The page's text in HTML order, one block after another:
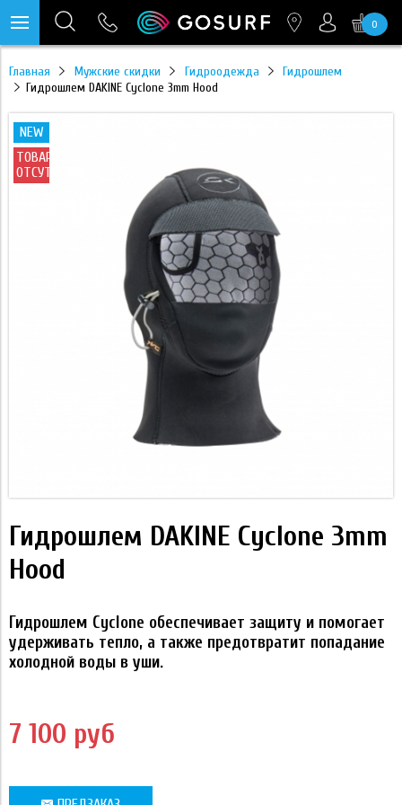
0
Главная Мужские скидки Гидроодежда
Гидрошлем
Гидрошлем DAKINE Cyclone 3mm Hood
NEW
ТОВАР
ОТСУТСТВУЕТ
Гидрошлем DAKINE Cyclone 3mm
Hood
Гидрошлем Cyclone обеспечивает защиту и помогает
удерживать тепло, а также предотвратит попадание
холодной воды в уши.
7 100 руб
https://mc.yandex.ru/pixel/28467905289433451?rnd=%aw_random%